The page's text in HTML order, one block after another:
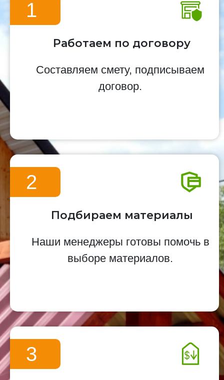
1
Работаем по договору
Составляем смету, подписываем
договор.
2
Подбираем материалы
Наши менеджеры готовы помочь в
выборе материалов.
3